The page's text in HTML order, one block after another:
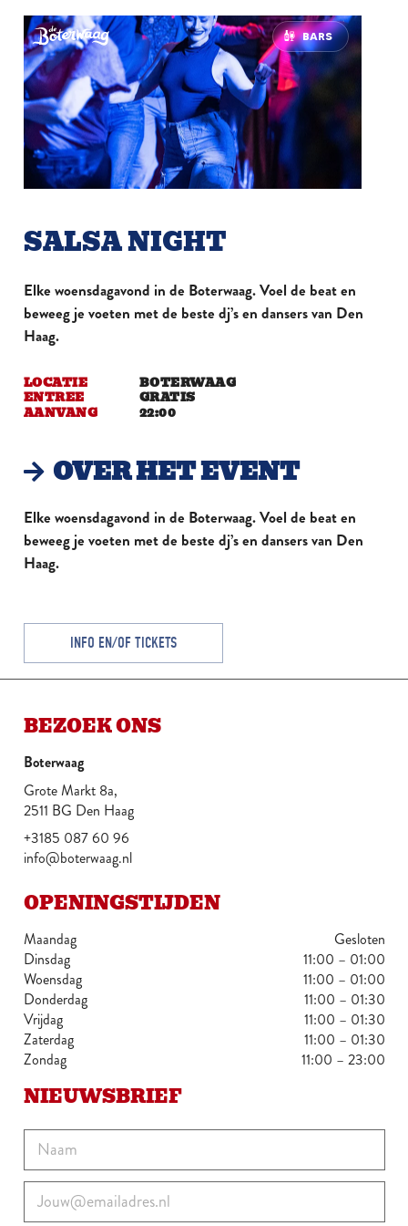
BARS
SALSA NIGHT
Elke woensdagavond in de Boterwaag. Voel de beat en
beweeg je voeten met de beste dj’s en dansers van Den
Haag.
LOCATIE BOTERWAAG
ENTREE GRATIS
AANVANG 22:00
OVER HET EVENT
Elke woensdagavond in de Boterwaag. Voel de beat en
beweeg je voeten met de beste dj’s en dansers van Den
Haag.
INFO EN/OF TICKETS
BEZOEK ONS
Boterwaag
Grote Markt 8a,
2511 BG Den Haag
+3185 087 60 96
info@boterwaag.nl
OPENINGSTIJDEN
Maandag
Gesloten
Dinsdag
11:00 – 01:00
Woensdag
11:00 – 01:00
Donderdag
11:00 – 01:30
Vrijdag
11:00 – 01:30
Zaterdag
11:00 – 01:30
Zondag
11:00 – 23:00
NIEUWSBRIEF